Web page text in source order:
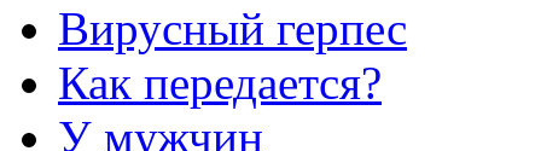
Вирусный герпес
Как передается?
У мужчин